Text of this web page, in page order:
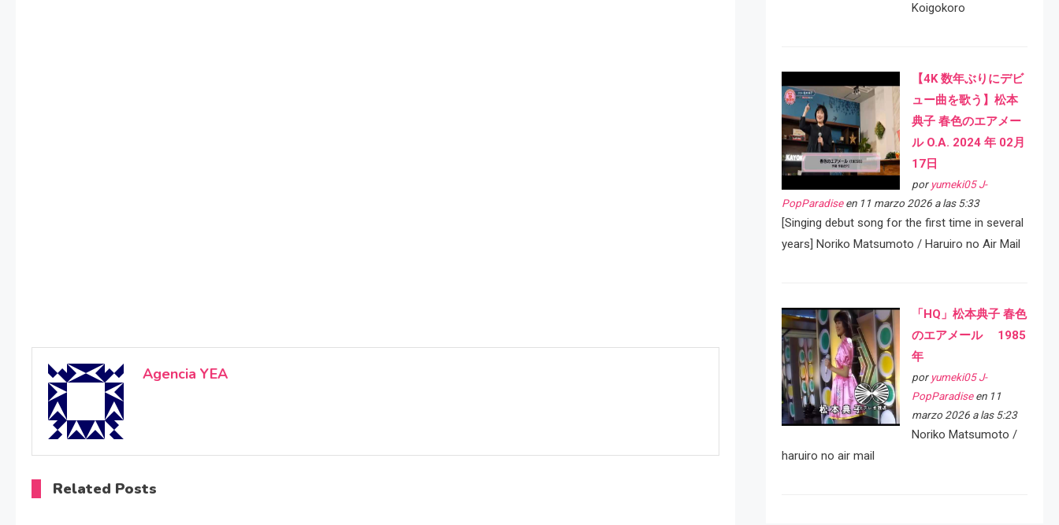
Agencia YEA
Related Posts
Koigokoro
【4K 数年ぶりにデビ
ュー曲を歌う】松本
典子 春色のエアメー
ル O.A. 2024 年 02月
17日
por yumeki05 J-
PopParadiseen 11 marzo 2026 a las 5:33
[Singing debut song for the first time in several
years] Noriko Matsumoto / Haruiro no Air Mail
「HQ」松本典子 春色
のエアメール 1985
年
por yumeki05 J-
PopParadiseen 11
marzo 2026 a las 5:23
Noriko Matsumoto /
haruiro no air mail